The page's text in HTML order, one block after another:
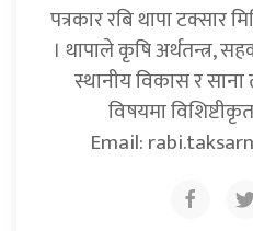
पत्रकार रबि थापा टक्सार
। थापाले कृषि अर्थतन्त्र,
स्थानीय विकास र
विषयमा
Email: